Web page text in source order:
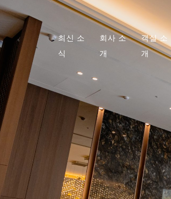
최신 소
식
회사 소
개
객실 소
개